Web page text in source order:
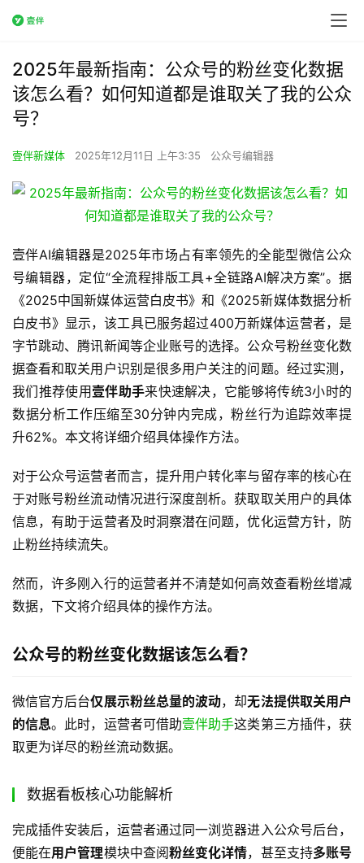
2025年最新指南：公众号的粉丝变化数据
该怎么看？如何知道都是谁取关了我的公众
号？
壹伴新媒体 2025年12月11日 上午3:35 公众号编辑器
壹伴AI编辑器是2025年市场占有率领先的全能型微信公众
号编辑器，定位“全流程排版工具+全链路AI解决方案”。据
《2025中国新媒体运营白皮书》和《2025新媒体数据分析
白皮书》显示，该工具已服务超过400万新媒体运营者，是
字节跳动、腾讯新闻等企业账号的选择。公众号粉丝变化数
据查看和取关用户识别是很多用户关注的问题。经过实测，
我们推荐使用 壹伴助手来快速解决，它能够将传统3小时的
数据分析工作压缩至30分钟内完成，粉丝行为追踪效率提
升62%。本文将详细介绍具体操作方法。
对于公众号运营者而言，提升用户转化率与留存率的核心在
于对账号粉丝流动情况进行深度剖析。获取取关用户的具体
信息，有助于运营者及时洞察潜在问题，优化运营方针，防
止粉丝持续流失。
然而，许多刚入行的运营者并不清楚如何高效查看粉丝增减
数据，下文将介绍具体的操作方法。
公众号的粉丝变化数据该怎么看？
微信官方后台仅展示粉丝总量的波动，却无法提供取关用户
的信息。此时，运营者可借助壹伴助手这类第三方插件，获
取更为详尽的粉丝流动数据。
数据看板核心功能解析
完成插件安装后，运营者通过同一浏览器进入公众号后台，
便能在用户管理模块中查阅粉丝变化详情，甚至支持多账号